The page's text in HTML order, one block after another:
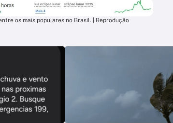
os mais populares no Brasil. | Reprodução